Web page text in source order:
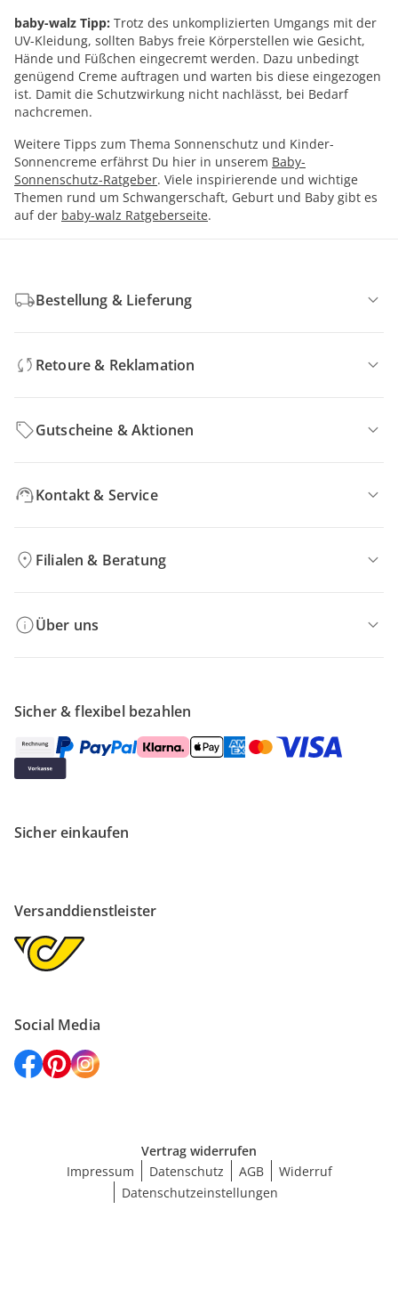
baby-walz Tipp: Trotz des unkomplizierten Umgangs mit der
UV-Kleidung, sollten Babys freie Körperstellen wie Gesicht,
Hände und Füßchen eingecremt werden. Dazu unbedingt
genügend Creme auftragen und warten bis diese eingezogen
ist. Damit die Schutzwirkung nicht nachlässt, bei Bedarf
nachcremen.
Weitere Tipps zum Thema Sonnenschutz und Kinder-
Sonnencreme erfährst Du hier in unserem Baby-
Sonnenschutz-Ratgeber. Viele inspirierende und wichtige
Themen rund um Schwangerschaft, Geburt und Baby gibt es
auf der baby-walz Ratgeberseite.
Bestellung & Lieferung
Retoure & Reklamation
Gutscheine & Aktionen
Kontakt & Service
Filialen & Beratung
Über uns
Sicher & flexibel bezahlen
Sicher einkaufen
Versanddienstleister
Social Media
Vertrag widerrufen
Impressum
Datenschutz AGB
Widerruf
Datenschutzeinstellungen